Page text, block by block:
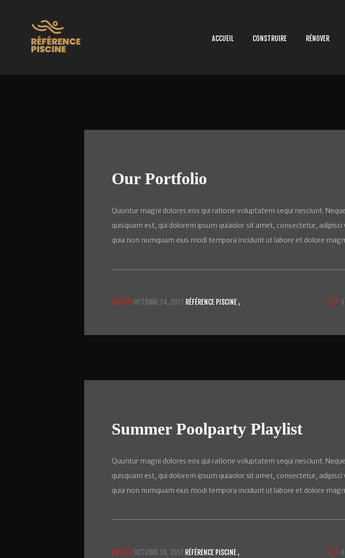
ACCUEIL CONSTRUIRE RÉNOVER
CONSTRUIRE
Our Portfolio
Quuntur magni dolores eos qui ratione voluptatem sequi nesciunt.
quisquam est, qui dolorem ipsum quiaolor sit amet, consectetur, adipisci
quia non numquam eius modi tempora incidunt ut labore et dolore
ENTÊTE OCTOBRE 14, 2017 RÉFÉRENCE PISCINE 1
Summer Poolparty Playlist
Quuntur magni dolores eos qui ratione voluptatem sequi nesciunt.
quisquam est, qui dolorem ipsum quiaolor sit amet, consectetur, adipisci
quia non numquam eius modi tempora incidunt ut labore et dolore
ENTÊTE OCTOBRE 10, 2017 RÉFÉRENCE PISCINE 0